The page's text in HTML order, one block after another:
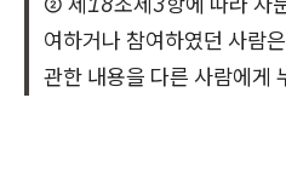
여하거나 참여하였던 사람
관한 내용을 다른 사람에게